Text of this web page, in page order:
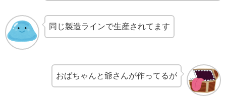
同じ製造ラインで生産されてます
おばちゃんと爺さんが作ってるが